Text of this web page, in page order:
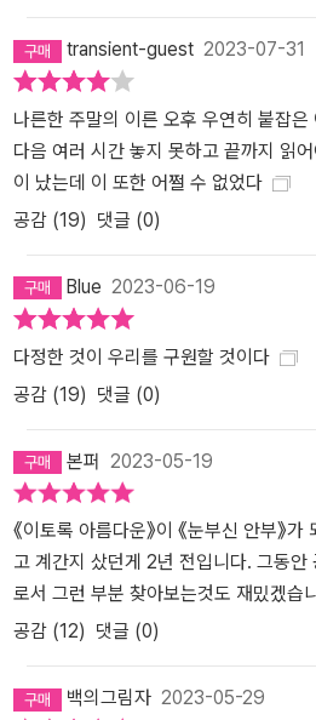
물이 번지듯 환해지던 선자 이모의 얼굴.(74쪽) 마리아
나’, 선자 이모의 아들 ‘한수’를 사귄 후
히 빛나기 시작한다. 한수가 해미와 레나
오면서 세 아이의 우정은 한결 끈끈해지
마인 선자 이모의 첫사랑을 함께 찾아
랑의 정체에 대한 단서를 찾기 위해 선
는 시간 동안 간직해온 애달픈 사랑 이
온갖 추리와 상상을 펼치며 친구들과 몰
밝고 천진한 모습을 되찾아간다. 나는 도시를 조금씩 좋아하게 되었
으며, 그곳이 내 자리라고 느끼기 시작했
에 거의 가까워져 있는 것 같았다. 그건
언니에게 말을 걸어야 했을 만큼의 행복.
무슨 힘이 있어서 결국엔 자꾸자꾸 나아
쪽) 그러나 자신이 있을 곳을 드디어 마련했다는 따스한 안도감도 잠
시, 한국에 외환위기가 닥친 1997년,
겪은 채 한국으로 돌아오게 된다. 시간이 흘러 어른이 된 해미는 여전
류를 자제하며 지내던 해미는 어느 날 대
마음을 열기 위해 적극적으로 다가오는
transient-guest 2023-07-31
나른한 주말의 이른 오후 우연히 붙잡
다음 여러 시간 놓지 못하고 끝까지 읽
이 났는데 이 또한 어쩔 수 없었다
공감 (19) 댓글 (0)
Blue 2023-06-19
다정한 것이 우리를 구원할 것이다
공감 (19) 댓글 (0)
본퍼 2023-05-19
《이토록 아름다운》이 《눈부신 안부》
고 계간지 샀던게 2년 전입니다. 그동
로서 그런 부분 찾아보는것도 재밌겠습
공감 (12) 댓글 (0)
백의그림자 2023-05-29